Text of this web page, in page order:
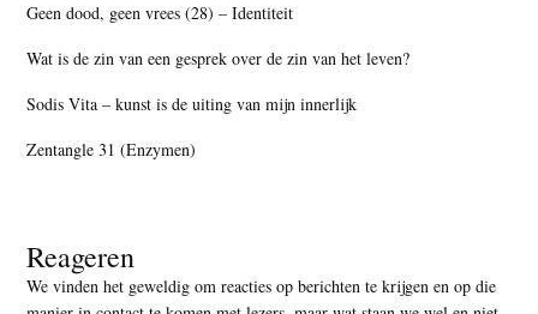
Geen dood, geen vrees (28) – Identiteit
Wat is de zin van een gesprek over de zin van het leven?
Sodis Vita – kunst is de uiting van mijn innerlijk
Zentangle 31 (Enzymen)
Reageren
We vinden het geweldig om reacties op berichten te krijgen en op die